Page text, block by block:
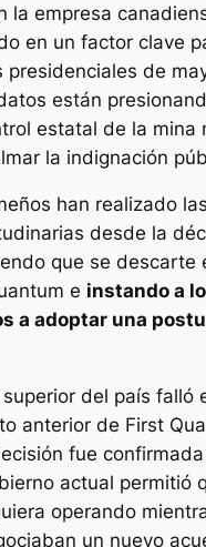
la empresa
en un factor clave
presidenciales de
están
estatal de la mina
la indignación
han realizado
desde la
que se descarte
e instando a
a adoptar una
del país falló
anterior de First
fue
actual permitió
operando
un nuevo